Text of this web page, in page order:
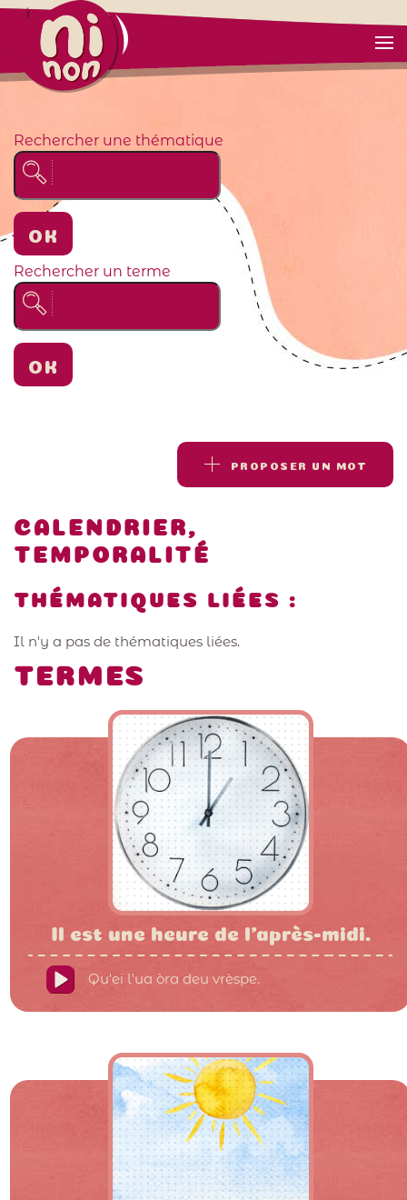
Rechercher une thématique
OK
Rechercher un terme
OK
PROPOSER UN MOT
CALENDRIER,
TEMPORALITÉ
THÉMATIQUES LIÉES :
Il n'y a pas de thématiques liées.
TERMES
Il est une heure de l'après-midi.
Qu'ei l'ua òra deu vrèspe.